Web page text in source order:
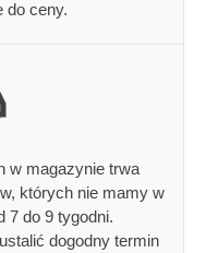
do ceny.
w magazynie trwa
których nie mamy w
7 do 9 tygodni.
dogodny termin